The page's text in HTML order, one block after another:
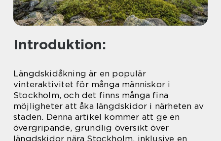
Introduktion:
Längdskidåkning är en populär
vinteraktivitet för många människor i
Stockholm, och det finns många fina
möjligheter att åka längdskidor i närheten av
staden. Denna artikel kommer att ge en
övergripande, grundlig översikt över
längdskidor nära Stockholm, inklusive en